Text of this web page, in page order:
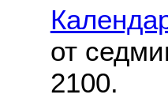
от
2100.